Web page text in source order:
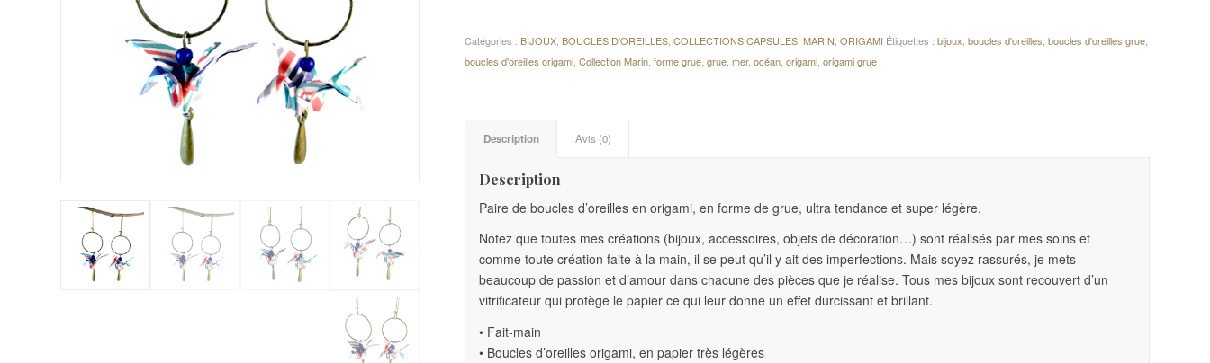
Catégories : BIJOUX BOUCLES D'OREILLES ,COLLECTIONS CAPSULES ,MARIN ,ORIGAMI Étiquettes :bijoux ,boucles d'oreilles ,boucles d'oreilles grue
boucles d'oreilles origami ,Collection Marin ,forme grue ,grue ,mer,océan ,origami ,origami grue
Description Avis (0)
Description
Paire de boucles d’oreilles en origami, en forme de grue, ultra tendance et super légère.
Notez que toutes mes créations (bijoux, accessoires, objets de décoration…) sont réalisés par mes soins et
comme toute création faite à la main, il se peut qu’il y ait des imperfections. Mais soyez rassurés, je mets
beaucoup de passion et d’amour dans chacune des pièces que je réalise. Tous mes bijoux sont recouvert d’un
vitrificateur qui protège le papier ce qui leur donne un effet durcissant et brillant.
• Fait-main
• Boucles d’oreilles origami, en papier très légères